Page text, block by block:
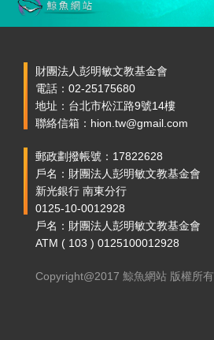
財團法人彭明敏文教基金會
電話：02-25175680
地址：台北市松江路9號14樓
聯絡信箱：hion.tw@gmail.com
郵政劃撥帳號：17822628
戶名：財團法人彭明敏文教基金會
新光銀行 南東分行
0125-10-0012928
戶名：財團法人彭明敏文教基金會
ATM ( 103 ) 0125100012928
Copyright@2017 鯨魚網站 版權所有